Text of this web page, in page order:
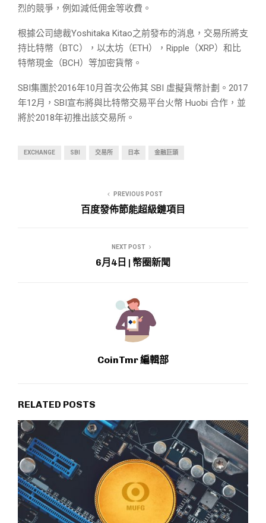
烈的競爭，例如減低佣金等收費。
根據公司總裁Yoshitaka Kitao之前發布的消息，交易所將支
持比特幣（BTC），以太坊（ETH），Ripple（XRP）和比
特幣現金（BCH）等加密貨幣。
SBI集團於2016年10月首次公佈其 SBI 虛擬貨幣計劃。2017
年12月，SBI宣布將與比特幣交易平台火幣 Huobi 合作，並
將於2018年初推出該交易所。
EXCHANGE SBI 交易所 日本 金融巨頭
PREVIOUS POST
百度發佈節能超級鏈項目
NEXT POST
6月4日 | 幣圈新聞
CoinTmr 編輯部
RELATED POSTS